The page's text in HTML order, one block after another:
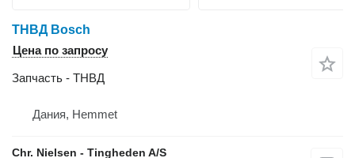
ТНВД Bosch
Цена по запросу
Запчасть - ТНВД
Дания, Hemmet
Chr. Nielsen - Tingheden A/S